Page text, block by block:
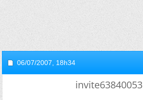
06/07/2007, 18h34
invite63840053